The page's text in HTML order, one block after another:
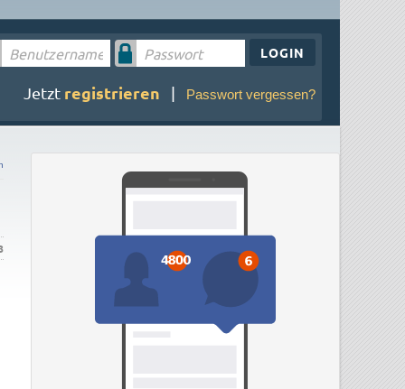
LOGIN
Jetzt registrieren | Passwort vergessen?